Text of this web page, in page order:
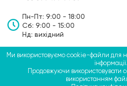
Пн-Пт: 9:00 - 18:00
Сб: 9:00 - 15:00
Нд: вихідний
©2009-2026 ТМ СВЯТОБУМ,
Ми використовуємо cookie-файли для
інформації.
Продовжуючи використовувати
використанням